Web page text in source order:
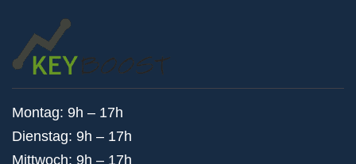
Montag: 9h – 17h
Dienstag: 9h – 17h
Mittwoch: 9h – 17h